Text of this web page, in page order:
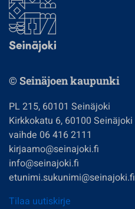
© Seinäjoen kaupunki
PL 215, 60101 Seinäjoki
Kirkkokatu 6, 60100 Seinäjoki
vaihde 06 416 2111
kirjaamo@seinajoki.fi
info@seinajoki.fi
etunimi.sukunimi@seinajoki.fi
Tilaa uutiskirje